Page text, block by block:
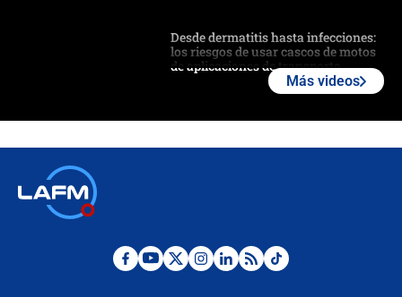
Desde dermatitis hasta infecciones:
los riesgos de usar cascos de motos
de aplicaciones de transporte
Posesión de Abelardo De La Espriella
Más videos